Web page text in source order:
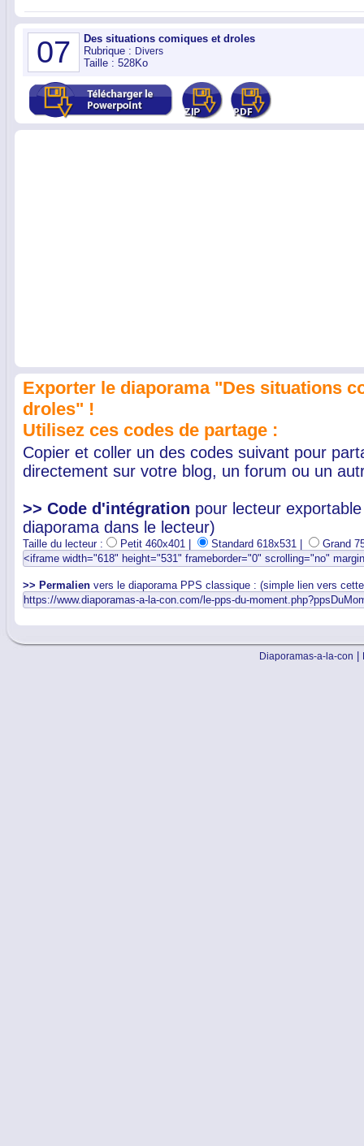
07
Des situations comiques et droles
Rubrique : Divers
Taille : 528Ko
Exporter le diaporama "Des situations
droles" !
Utilisez ces codes de partage :
Copier et coller un des codes suivant pour
directement sur votre blog, un forum ou un
>> Code d'intégration pour lecteur
diaporama dans le lecteur)
Taille du lecteur : Petit 460x401 | Standard 618x531 | Grand
>> Permalien vers le diaporama PPS classique : (simple lien vers
Diaporamas-a-la-con